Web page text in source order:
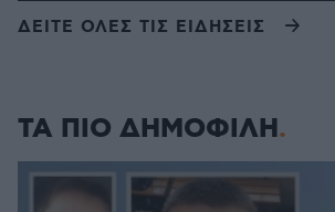
ΔΕΙΤΕ ΟΛΕΣ ΤΙΣ ΕΙΔΗΣΕΙΣ
ΤΑ ΠΙΟ ΔΗΜΟΦΙΛΗ